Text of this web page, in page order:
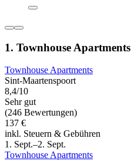
1. Townhouse Apartments
Townhouse Apartments
Sint-Maartenspoort
8,4/10
Sehr gut
(246 Bewertungen)
137 €
inkl. Steuern & Gebühren
1. Sept.–2. Sept.
Townhouse Apartments